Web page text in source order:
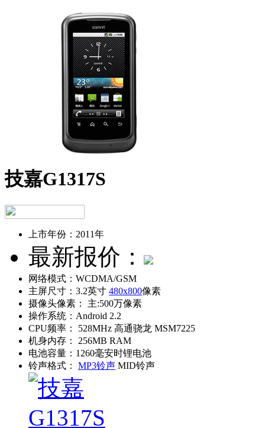
技嘉G1317S
上市年份： 2011年
最新报价：
网络模式： WCDMA/GSM
主屏尺寸： 3.2英寸 480x800像素
摄像头像素：
主:500万像素
操作系统： Android 2.2
CPU频率：
528MHz 高通骁龙 MSM7225
机身内存：
256MB RAM
电池容量： 1260毫安时锂电池
铃声格式：
MP3铃声 MID铃声